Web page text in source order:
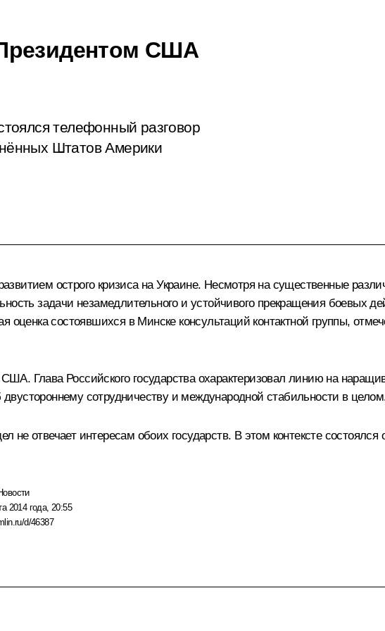
США
телефонный разговор
Штатов Америки
острого кризиса на Украине. Несмотря на существенные
задачи незамедлительного и устойчивого прекращения боевых
оценка состоявшихся в Минске консультаций контактной группы,
Глава Российского государства охарактеризовал линию на
сотрудничеству и международной стабильности в
отвечает интересам обоих государств. В этом контексте
2014 года, 20:55
d/46387